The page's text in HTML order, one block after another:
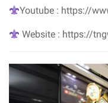
Youtube : https://
Website : https://